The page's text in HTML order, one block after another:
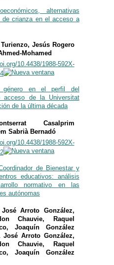
alternativas
crianza en el acceso a
Jesús Rogero
Mohamed
10.4438/1988-592X-
género en el perfil del
acceso de la Universitat
de la última década
Casalprim
Sabrià Bernadó
10.4438/1988-592X-
de Bienestar y
educativos: análisis
normativo en las
autónomas
José Arroto González,
Chauvie, Raquel
Joaquín González
José Arroto González,
Chauvie, Raquel
Joaquín González